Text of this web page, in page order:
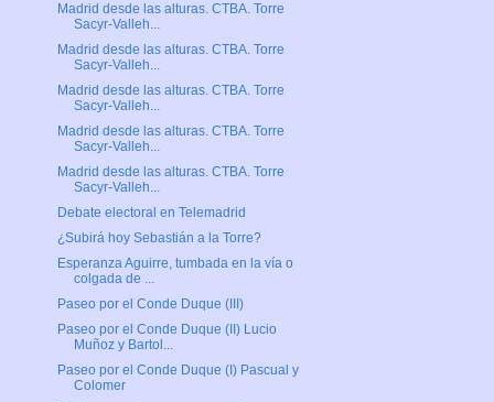
Madrid desde las alturas. CTBA. Torre
Sacyr-Valleh...
Madrid desde las alturas. CTBA. Torre
Sacyr-Valleh...
Madrid desde las alturas. CTBA. Torre
Sacyr-Valleh...
Madrid desde las alturas. CTBA. Torre
Sacyr-Valleh...
Madrid desde las alturas. CTBA. Torre
Sacyr-Valleh...
Debate electoral en Telemadrid
¿Subirá hoy Sebastián a la Torre?
Esperanza Aguirre, tumbada en la vía o
colgada de ...
Paseo por el Conde Duque (III)
Paseo por el Conde Duque (II) Lucio
Muñoz y Bartol...
Paseo por el Conde Duque (I) Pascual y
Colomer